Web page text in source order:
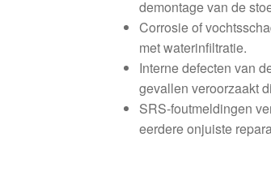
demontage van de
Corrosie of
met waterinfiltratie.
Interne defecten van
gevallen veroorzaakt
SRS-foutmeldingen
eerdere onjuiste